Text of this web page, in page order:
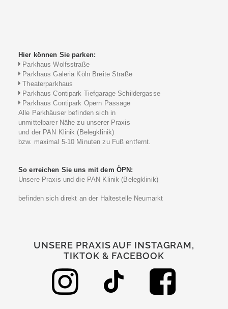
Hier können Sie parken:
Parkhaus Wolfsstraße
Parkhaus Galeria Köln Breite Straße
Theaterparkhaus
Parkhaus Contipark Tiefgarage Schildergasse
Parkhaus Contipark Opern Passage
Alle Parkhäuser befinden sich in
unmittelbarer Nähe zu unserer Praxis
und der PAN Klinik (Belegklinik)
bzw. maximal 5-10 Minuten zu Fuß entfernt.
So erreichen Sie uns mit dem ÖPN:
Unsere Praxis und die PAN Klinik (Belegklinik)
befinden sich direkt an der Haltestelle Neumarkt
UNSERE PRAXIS AUF INSTAGRAM,
TIKTOK & FACEBOOK